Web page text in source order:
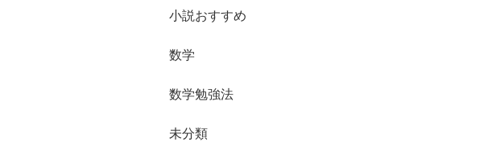
小説おすすめ
数学
数学勉強法
未分類